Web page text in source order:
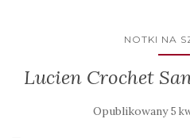
NOTKI NA
Lucien Crochet
Opublikowany5